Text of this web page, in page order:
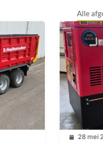
Alle
28 mei